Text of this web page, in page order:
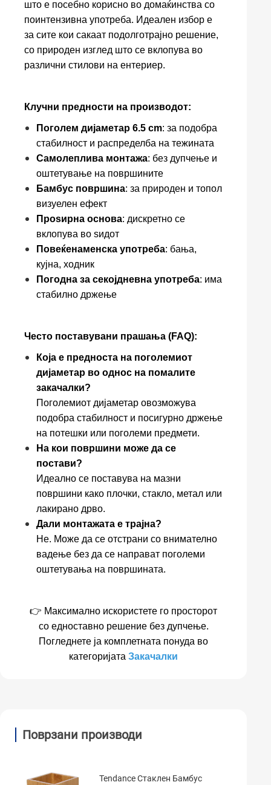
што е посебно корисно во домаќинства со
поинтензивна употреба. Идеален избор е
за сите кои сакаат подолготрајно решение,
со природен изглед што се вклопува во
различни стилови на ентериер.
Клучни предности на производот:
Поголем дијаметар 6.5 cm: за подобра
стабилност и распределба на тежината
Самолеплива монтажа: без дупчење и
оштетување на површините
Бамбус површина: за природен и топол
визуелен ефект
Проѕирна основа: дискретно се
вклопува во ѕидот
Повеќенаменска употреба: бања,
кујна, ходник
Погодна за секојдневна употреба: има
стабилно држење
Често поставувани прашања (FAQ):
Која е предноста на поголемиот
дијаметар во однос на помалите
закачалки?
Поголемиот дијаметар овозможува
подобра стабилност и посигурно држење
на потешки или поголеми предмети.
На кои површини може да се
постави?
Идеално се поставува на мазни
површини како плочки, стакло, метал или
лакирано дрво.
Дали монтажата е трајна?
Не. Може да се отстрани со внимателно
вадење без да се направат поголеми
оштетувања на површината.
👉 Максимално искористете го просторот
со едноставно решение без дупчење.
Погледнете ја комплетната понуда во
категоријата Закачалки
Поврзани производи
Tendance Стаклен Бамбус